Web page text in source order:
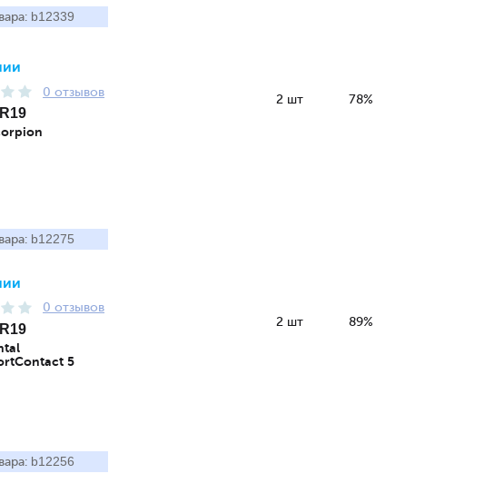
b12339
0 отзывов
2 шт 78%
b12275
0 отзывов
5
2 шт 89%
b12256